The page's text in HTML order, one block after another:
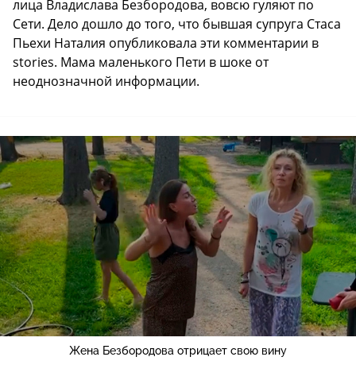
лица Владислава Безбородова, вовсю гуляют по
Сети. Дело дошло до того, что бывшая супруга Стаса
Пьехи Наталия опубликовала эти комментарии в
stories. Мама маленького Пети в шоке от
неоднозначной информации.
Жена Безбородова отрицает свою вину